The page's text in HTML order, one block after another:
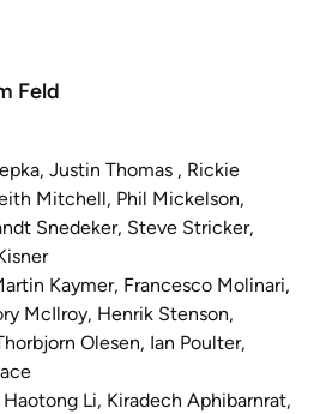
Feld
Justin Thomas , Rickie
Mitchell, Phil Mickelson,
Snedeker, Steve Stricker,
Kaymer, Francesco Molinari,
McIlroy, Henrik Stenson,
Olesen, Ian Poulter,
Li, Kiradech Aphibarnrat,